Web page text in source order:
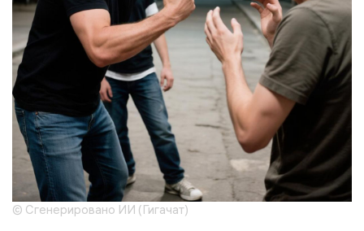
© Сгенерировано ИИ (Гигачат)